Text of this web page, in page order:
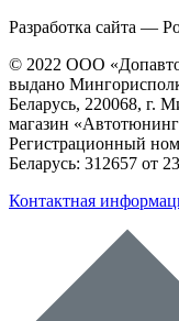
Разработка сайта —
© 2022 ООО
выдано
Беларусь, 220068, г.
магазин
Регистрационный
Беларусь: 312657 от
Контактная